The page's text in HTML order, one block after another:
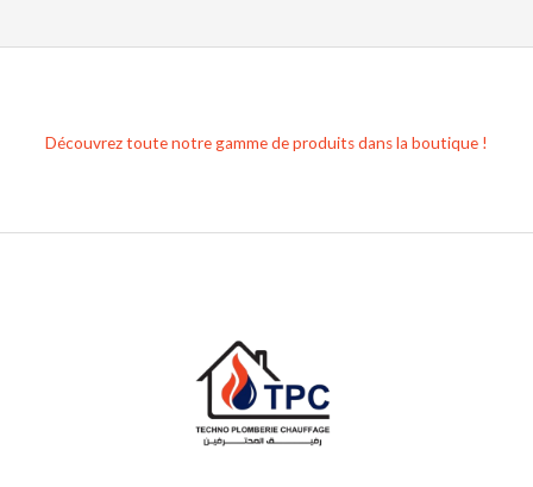
Découvrez toute notre gamme de produits dans la boutique !